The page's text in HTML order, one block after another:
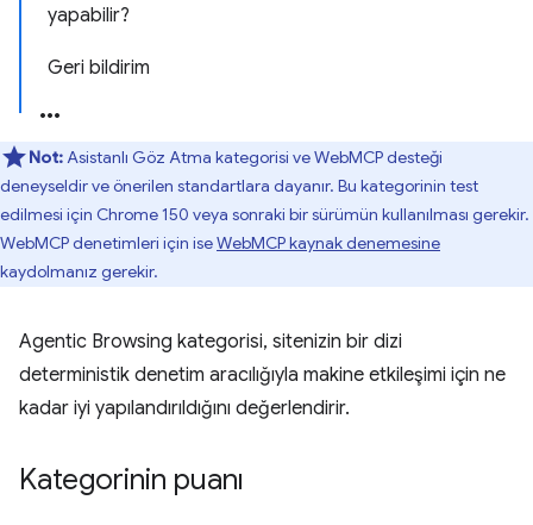
yapabilir?
Geri bildirim
Not:Asistanlı Göz Atma kategorisi ve WebMCP desteği
deneyseldir ve önerilen standartlara dayanır. Bu kategorinin test
edilmesi için Chrome 150 veya sonraki bir sürümün kullanılması gerekir.
WebMCP denetimleri için iseWebMCP kaynak denemesine
kaydolmanız gerekir.
Agentic Browsing kategorisi, sitenizin bir dizi
deterministik denetim aracılığıyla makine etkileşimi için ne
kadar iyi yapılandırıldığını değerlendirir.
Kategorinin puanı